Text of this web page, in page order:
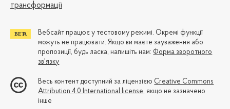
трансформації
Вебсайт працює у тестовому режимі. Окремі функції
можуть не працювати. Якщо ви маєте зауваження або
пропозиції, будь ласка, напишіть нам: Форма зворотного
зв'язку
Весь контент доступний за ліцензією Creative Commons
Attribution 4.0 International license, якщо не зазначено
інше